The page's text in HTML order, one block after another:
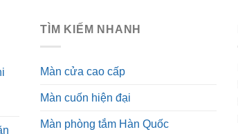
TÌM KIẾM NHANH
Màn cửa cao cấp
Màn cuốn hiện đại
Màn phòng tắm Hàn Quốc